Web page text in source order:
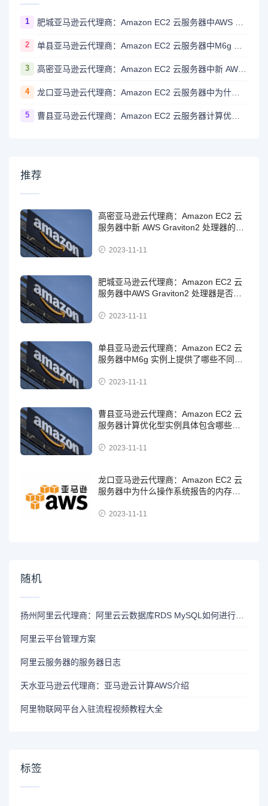
1
2
3 高密亚马逊云代理商：Amazon EC2 云服务器中新 AWS Graviton2 处理器的规格是怎样的？
4 龙口亚马逊云代理商：Amazon EC2 云服务器中为什么操作系统报告的内存总量与宣传的实例类型内存量不完全一致？
5 曹县亚马逊云代理商：Amazon EC2 云服务器计算优化型实例具体包含哪些实例？
推荐
高密亚马逊云代理商：Amazon EC2 云
服务器中新 AWS Graviton2 处理器的规
2023-11-11
肥城亚马逊云代理商：Amazon EC2 云
服务器中AWS Graviton2 处理器是否支
2023-11-11
单县亚马逊云代理商：Amazon EC2 云
服务器中M6g 实例上提供了哪些不同的
2023-11-11
曹县亚马逊云代理商：Amazon EC2 云
服务器计算优化型实例具体包含哪些实
2023-11-11
龙口亚马逊云代理商：Amazon EC2 云
服务器中为什么操作系统报告的内存总
致？2023-11-11
随机
阿里云平台管理方案
阿里云服务器的服务器日志
天水亚马逊云代理商：亚马逊云计算AWS介绍
阿里物联网平台入驻流程视频教程大全
标签